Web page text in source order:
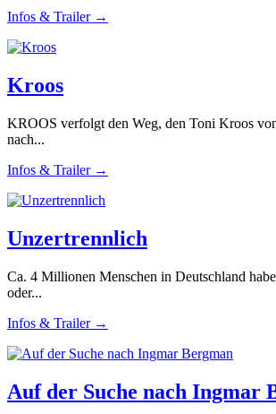
Infos & Trailer →
Kroos
KROOS verfolgt den Weg, den Toni Kroos
nach...
Infos & Trailer →
Unzertrennlich
Ca. 4 Millionen Menschen in Deutschland
oder...
Infos & Trailer →
Auf der Suche nach Ingmar